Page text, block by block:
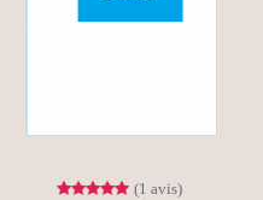
(1 avis)